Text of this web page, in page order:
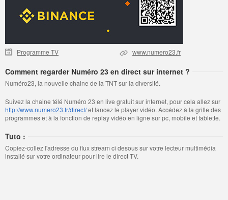
Programme TV www.numero23.fr
Comment regarder Numéro 23 en direct sur internet ?
Numéro23, la nouvelle chaine de la TNT sur la diversité.
Suivez la chaine télé Numéro 23 en live gratuit sur internet, pour cela allez sur
http://www.numero23.fr/direct/et lancez le player vidéo. Accédez à la grille des
programmes et à la fonction de replay vidéo en ligne sur pc, mobile et tablette.
Tuto :
Copiez-collez l'adresse du flux stream ci desous sur votre lecteur multimédia
installé sur votre ordinateur pour lire le direct TV.